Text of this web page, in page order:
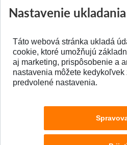
SPÄŤ NA
Nastavenie
Táto webová stránka ukladá
cookie, ktoré umožňujú
aj marketing, prispôsobenie a
nastavenia môžete
predvolené nastavenia.